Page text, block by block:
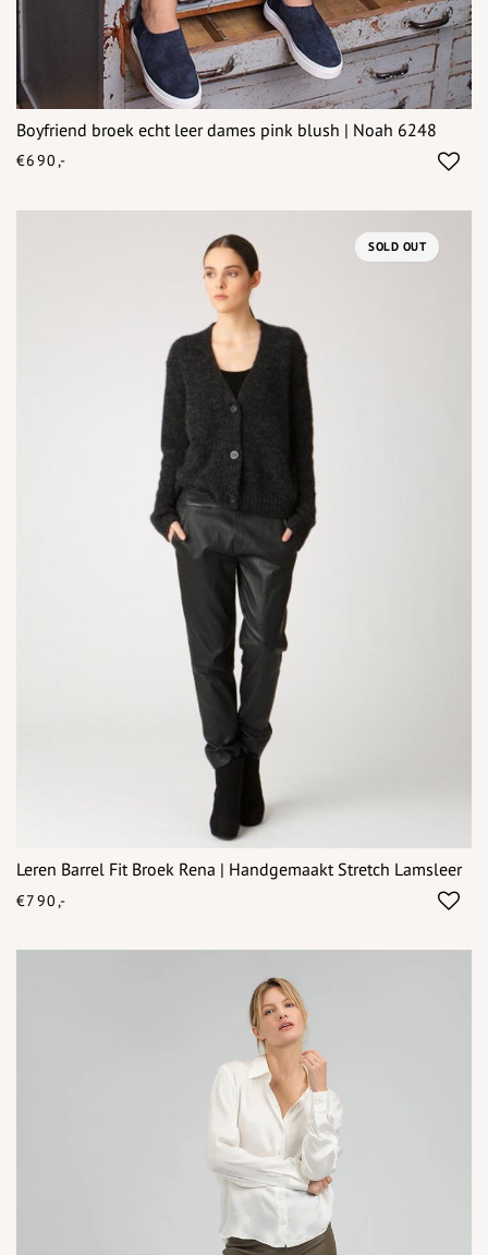
Boyfriend broek echt leer dames pink blush | Noah 6248
€690,-
Leren Barrel Fit Broek Rena | Handgemaakt Stretch Lamsleer
€790,-
SOLD OUT